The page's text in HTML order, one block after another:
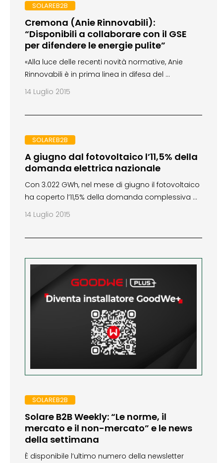
SOLAREB2B
Cremona (Anie Rinnovabili):
“Disponibili a collaborare con il GSE
per difendere le energie pulite”
«Alla luce delle recenti novità normative, Anie
Rinnovabili è in prima linea in difesa del …
14 Luglio 2015
SOLAREB2B
A giugno dal fotovoltaico l’11,5% della
domanda elettrica nazionale
Con 3.022 GWh, nel mese di giugno il fotovoltaico
ha coperto l’11,5% della domanda complessiva …
14 Luglio 2015
SOLAREB2B
Solare B2B Weekly: “Le norme, il
mercato e il non-mercato” e le news
della settimana
È disponibile l’ultimo numero della newsletter